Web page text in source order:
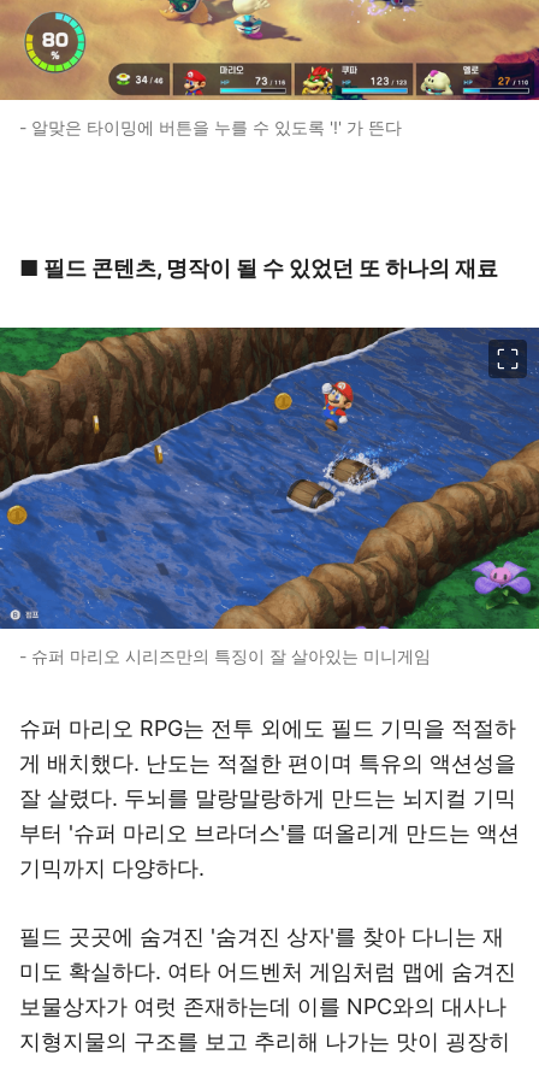
- 알맞은 타이밍에 버튼을 누를 수 있도록 '!' 가 뜬다
■ 필드 콘텐츠, 명작이 될 수 있었던 또 하나의 재료
- 슈퍼 마리오 시리즈만의 특징이 잘 살아있는 미니게임
슈퍼 마리오 RPG는 전투 외에도 필드 기믹을 적절하
게 배치했다. 난도는 적절한 편이며 특유의 액션성을
잘 살렸다. 두뇌를 말랑말랑하게 만드는 뇌지컬 기믹
부터 '슈퍼 마리오 브라더스'를 떠올리게 만드는 액션
기믹까지 다양하다.
필드 곳곳에 숨겨진 '숨겨진 상자'를 찾아 다니는 재
미도 확실하다. 여타 어드벤처 게임처럼 맵에 숨겨진
보물상자가 여럿 존재하는데 이를 NPC와의 대사나
지형지물의 구조를 보고 추리해 나가는 맛이 굉장히